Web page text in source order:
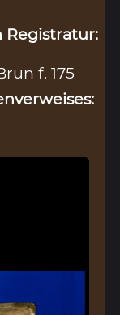
Registratur:
f. 175